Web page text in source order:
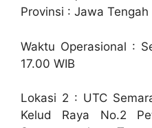
Provinsi : Jawa Tengah
Waktu Operasional :
17.00 WIB
Lokasi 2 : UTC
Kelud Raya No.2